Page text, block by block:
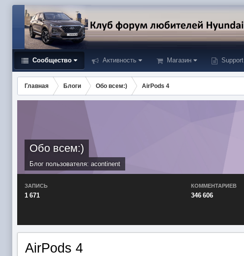
Сообщество Активность Магазин Support
Главная Блоги Обо всем:) AirPods 4
Обо всем:)
Блог пользователя: acontinent
ЗАПИСЬ
1 671
КОММЕНТАРИЕВ
346 606
AirPods 4